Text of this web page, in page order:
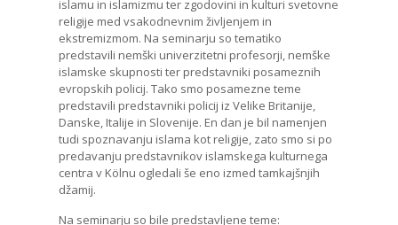
islamu in islamizmu ter zgodovini in kulturi svetovne
religije med vsakodnevnim življenjem in
ekstremizmom. Na seminarju so tematiko
predstavili nemški univerzitetni profesorji, nemške
islamske skupnosti ter predstavniki posameznih
evropskih policij. Tako smo posamezne teme
predstavili predstavniki policij iz Velike Britanije,
Danske, Italije in Slovenije. En dan je bil namenjen
tudi spoznavanju islama kot religije, zato smo si po
predavanju predstavnikov islamskega kulturnega
centra v Kölnu ogledali še eno izmed tamkajšnjih
džamij.
Na seminarju so bile predstavljene teme: